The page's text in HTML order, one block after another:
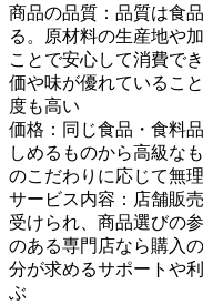
商品の品質：品質は食
る。原材料の生産地や
ことで安心して消費で
価や味が優れているこ
度も高い
価格：同じ食品・食料
しめるものから高級な
のこだわりに応じて無
サービス内容：店舗販
受けられ、商品選びの
のある専門店なら購入
分が求めるサポートや
ぶ